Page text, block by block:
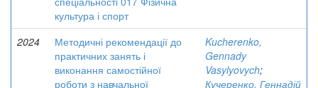
культура і спорт
2024
Методичні рекомендації до
практичних занять і
виконання самостійної
роботи з навчальної
Kucherenko,
Gennady
Vasylyovych;
Кучеренко, Геннадій